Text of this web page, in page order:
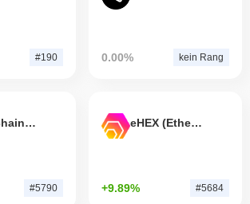
#190 0.00% kein Rang
Pulsechain Bridged HEX (Pulsechain)
#5790
eHEX (Ethereum)
+9.89% #5684